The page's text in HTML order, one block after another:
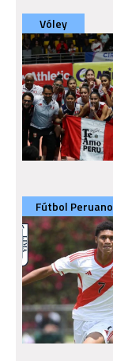
Vóley
Fútbol Peruano